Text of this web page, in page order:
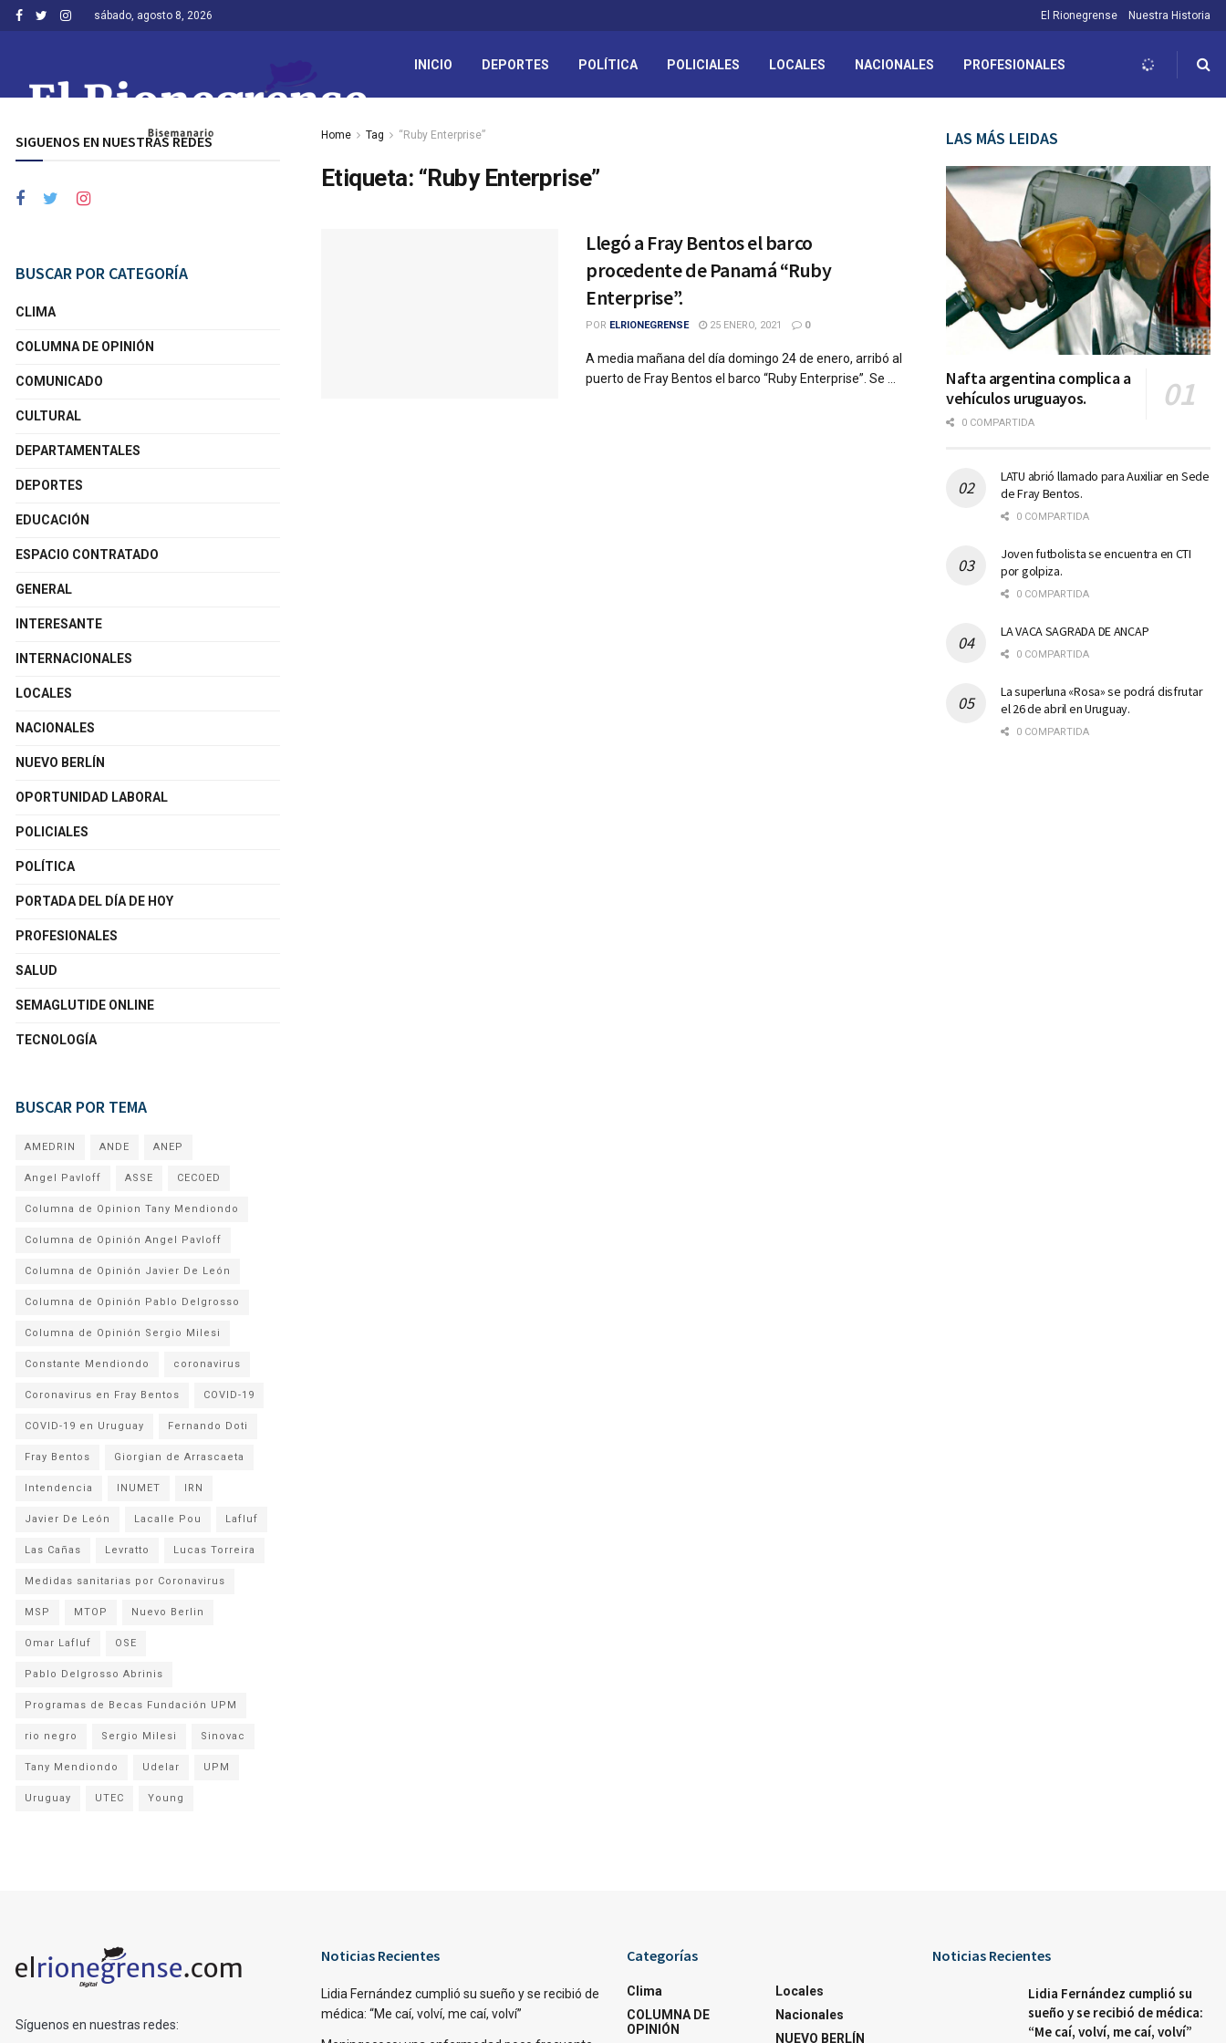
sábado, agosto 8, 2026 El Rionegrense Nuestra Historia
INICIO DEPORTES POLÍTICA POLICIALES LOCALES NACIONALES PROFESIONALES
Home Tag “Ruby Enterprise”
Etiqueta: “Ruby Enterprise”
Llegó a Fray Bentos el barco
procedente de Panamá “Ruby
Enterprise”.
POR ELRIONEGRENSE 25 ENERO, 2021 0
A media mañana del día domingo 24 de enero, arribó al
puerto de Fray Bentos el barco “Ruby Enterprise”. Se ...
SIGUENOS EN NUESTRAS REDES
BUSCAR POR CATEGORÍA
CLIMA
COLUMNA DE OPINIÓN
COMUNICADO
CULTURAL
DEPARTAMENTALES
DEPORTES
EDUCACIÓN
ESPACIO CONTRATADO
GENERAL
INTERESANTE
INTERNACIONALES
LOCALES
NACIONALES
NUEVO BERLÍN
OPORTUNIDAD LABORAL
POLICIALES
POLÍTICA
PORTADA DEL DÍA DE HOY
PROFESIONALES
SALUD
SEMAGLUTIDE ONLINE
TECNOLOGÍA
BUSCAR POR TEMA
AMEDRIN ANDE ANEP
Angel Pavloff ASSE CECOED
Columna de Opinion Tany Mendiondo
Columna de Opinión Angel Pavloff
Columna de Opinión Javier De León
Columna de Opinión Pablo Delgrosso
Columna de Opinión Sergio Milesi
Constante Mendiondo coronavirus
Coronavirus en Fray Bentos COVID-19
COVID-19 en Uruguay Fernando Doti
Fray Bentos Giorgian de Arrascaeta
Intendencia INUMET IRN
Javier De León Lacalle Pou Lafluf
Las Cañas Levratto Lucas Torreira
Medidas sanitarias por Coronavirus
MSP MTOP Nuevo Berlin
Omar Lafluf OSE
Pablo Delgrosso Abrinis
Programas de Becas Fundación UPM
rio negro Sergio Milesi Sinovac
Tany Mendiondo Udelar UPM
Uruguay UTEC Young
LAS MÁS LEIDAS
Nafta argentina complica a
vehículos uruguayos.
0 COMPARTIDA
LATU abrió llamado para Auxiliar en Sede
de Fray Bentos.
0 COMPARTIDA
Joven futbolista se encuentra en CTI
por golpiza.
0 COMPARTIDA
LA VACA SAGRADA DE ANCAP
0 COMPARTIDA
La superluna «Rosa» se podrá disfrutar
el 26 de abril en Uruguay.
0 COMPARTIDA
Síguenos en nuestras redes:
Noticias Recientes
Lidia Fernández cumplió su sueño y se recibió de
médica: “Me caí, volví, me caí, volví”
Categorías
Clima
COLUMNA DE
OPINIÓN
Locales
Nacionales
NUEVO BERLÍN
Noticias Recientes
Lidia Fernández cumplió su
sueño y se recibió de médica:
“Me caí, volví, me caí, volví”